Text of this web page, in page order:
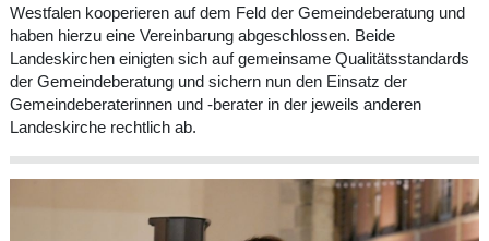
Westfalen kooperieren auf dem Feld der Gemeindeberatung und
haben hierzu eine Vereinbarung abgeschlossen. Beide
Landeskirchen einigten sich auf gemeinsame Qualitätsstandards
der Gemeindeberatung und sichern nun den Einsatz der
Gemeindeberaterinnen und -berater in der jeweils anderen
Landeskirche rechtlich ab.